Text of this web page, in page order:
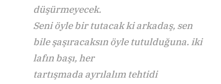
düşürmeyecek.
Seni öyle bir tutacak ki arkadaş, sen
bile şaşıracaksın öyle tutulduğuna. iki
lafın başı, her
tartışmada ayrılalım tehtidi